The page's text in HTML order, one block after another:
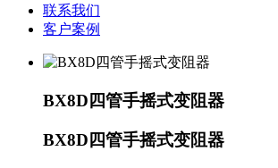
联系我们
客户案例
BX8D四管手摇式变阻器
BX8D四管手摇式变阻器